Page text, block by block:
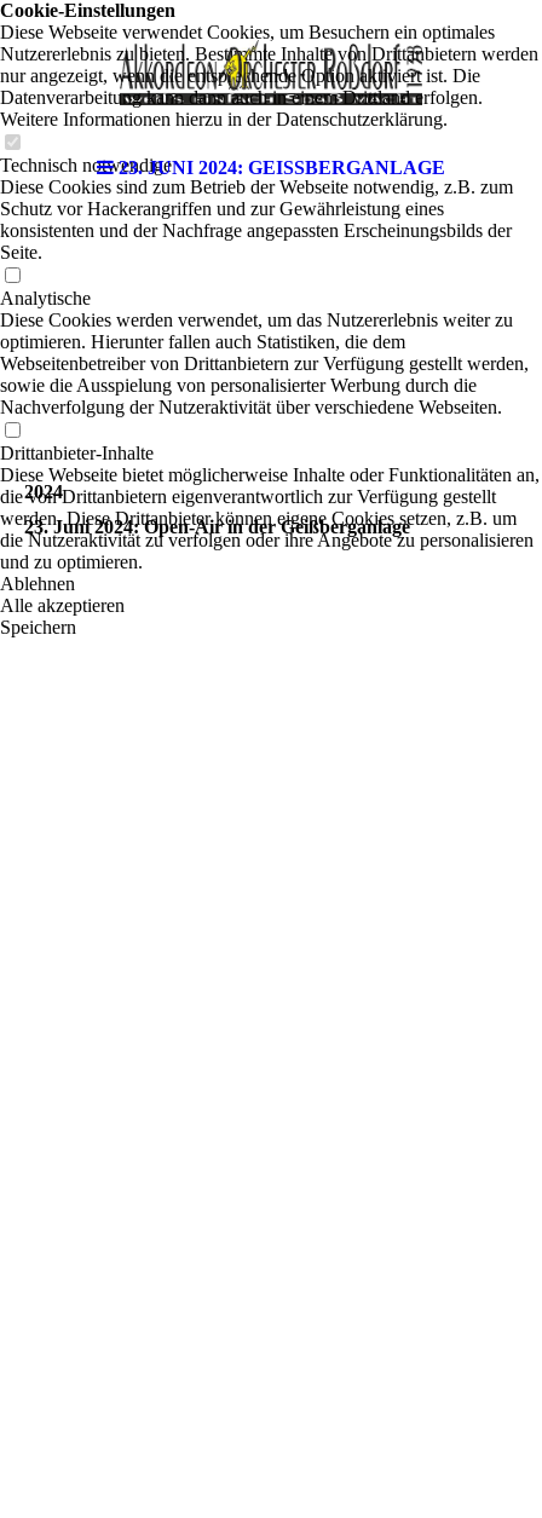
23. JUNI 2024: GEISSBERGANLAGE
2024
23. Juni 2024: Open-Air in der Geißberganlage
Cookie-Einstellungen
Diese Webseite verwendet Cookies, um Besuchern ein optimales
Nutzererlebnis zu bieten. Bestimmte Inhalte von Drittanbietern werden
nur angezeigt, wenn die entsprechende Option aktiviert ist. Die
Datenverarbeitung kann dann auch in einem Drittland erfolgen.
Weitere Informationen hierzu in der Datenschutzerklärung.
Technisch notwendige
Diese Cookies sind zum Betrieb der Webseite notwendig, z.B. zum
Schutz vor Hackerangriffen und zur Gewährleistung eines
konsistenten und der Nachfrage angepassten Erscheinungsbilds der
Seite.
Analytische
Diese Cookies werden verwendet, um das Nutzererlebnis weiter zu
optimieren. Hierunter fallen auch Statistiken, die dem
Webseitenbetreiber von Drittanbietern zur Verfügung gestellt werden,
sowie die Ausspielung von personalisierter Werbung durch die
Nachverfolgung der Nutzeraktivität über verschiedene Webseiten.
Drittanbieter-Inhalte
Diese Webseite bietet möglicherweise Inhalte oder Funktionalitäten an,
die von Drittanbietern eigenverantwortlich zur Verfügung gestellt
werden. Diese Drittanbieter können eigene Cookies setzen, z.B. um
die Nutzeraktivität zu verfolgen oder ihre Angebote zu personalisieren
und zu optimieren.
Ablehnen
Alle akzeptieren
Speichern